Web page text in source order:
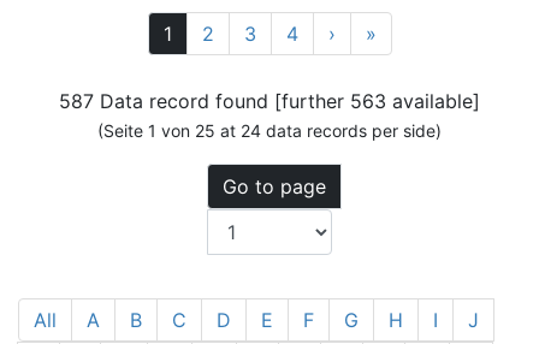
1 2 3 4 ›Next
»25
587 Data record found [further 563 available]
(Seite 1 von 25 at 24 data records per side)
Go to page
All A B C D E F G H I
J